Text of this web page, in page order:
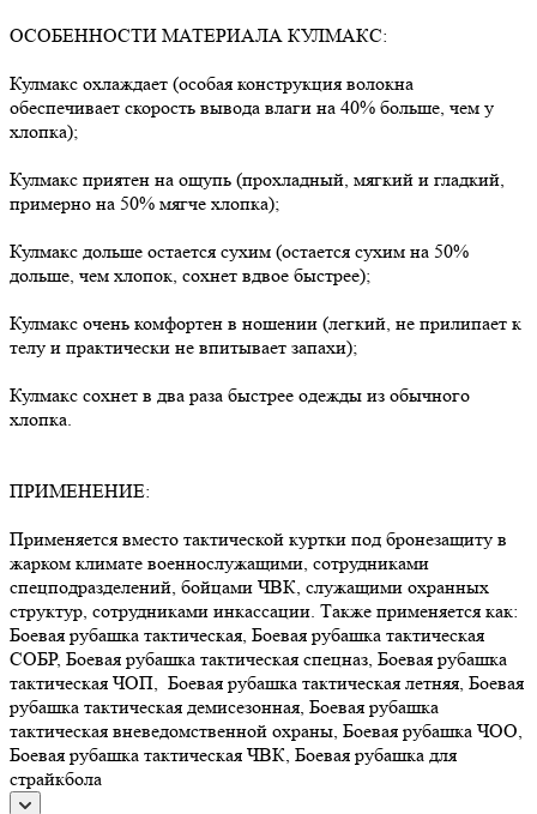
ОСОБЕННОСТИ МАТЕРИАЛА КУЛМАКС:
Кулмакс охлаждает (особая конструкция волокна
обеспечивает скорость вывода влаги на 40% больше, чем у
хлопка);
Кулмакс приятен на ощупь (прохладный, мягкий и гладкий,
примерно на 50% мягче хлопка);
Кулмакс дольше остается сухим (остается сухим на 50%
дольше, чем хлопок, сохнет вдвое быстрее);
Кулмакс очень комфортен в ношении (легкий, не прилипает к
телу и практически не впитывает запахи);
Кулмакс сохнет в два раза быстрее одежды из обычного
хлопка.
ПРИМЕНЕНИЕ:
Применяется вместо тактической куртки под бронезащиту в
жарком климате военнослужащими, сотрудниками
спецподразделений, бойцами ЧВК, служащими охранных
структур, сотрудниками инкассации. Также применяется как:
Боевая рубашка тактическая, Боевая рубашка тактическая
СОБР, Боевая рубашка тактическая спецназ, Боевая рубашка
тактическая ЧОП, Боевая рубашка тактическая летняя, Боевая
рубашка тактическая демисезонная, Боевая рубашка
тактическая вневедомственной охраны, Боевая рубашка ЧОО,
Боевая рубашка тактическая ЧВК, Боевая рубашка для
страйкбола